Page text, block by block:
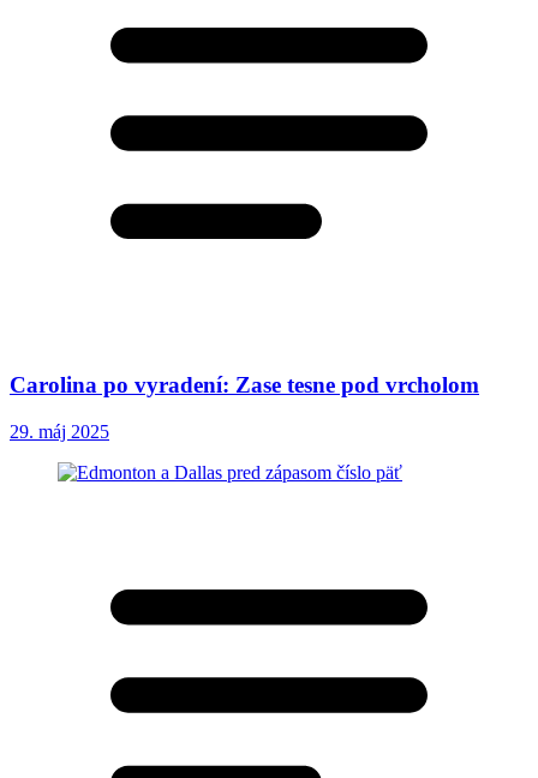
Carolina po vyradení: Zase tesne pod vrcholom
29. máj 2025